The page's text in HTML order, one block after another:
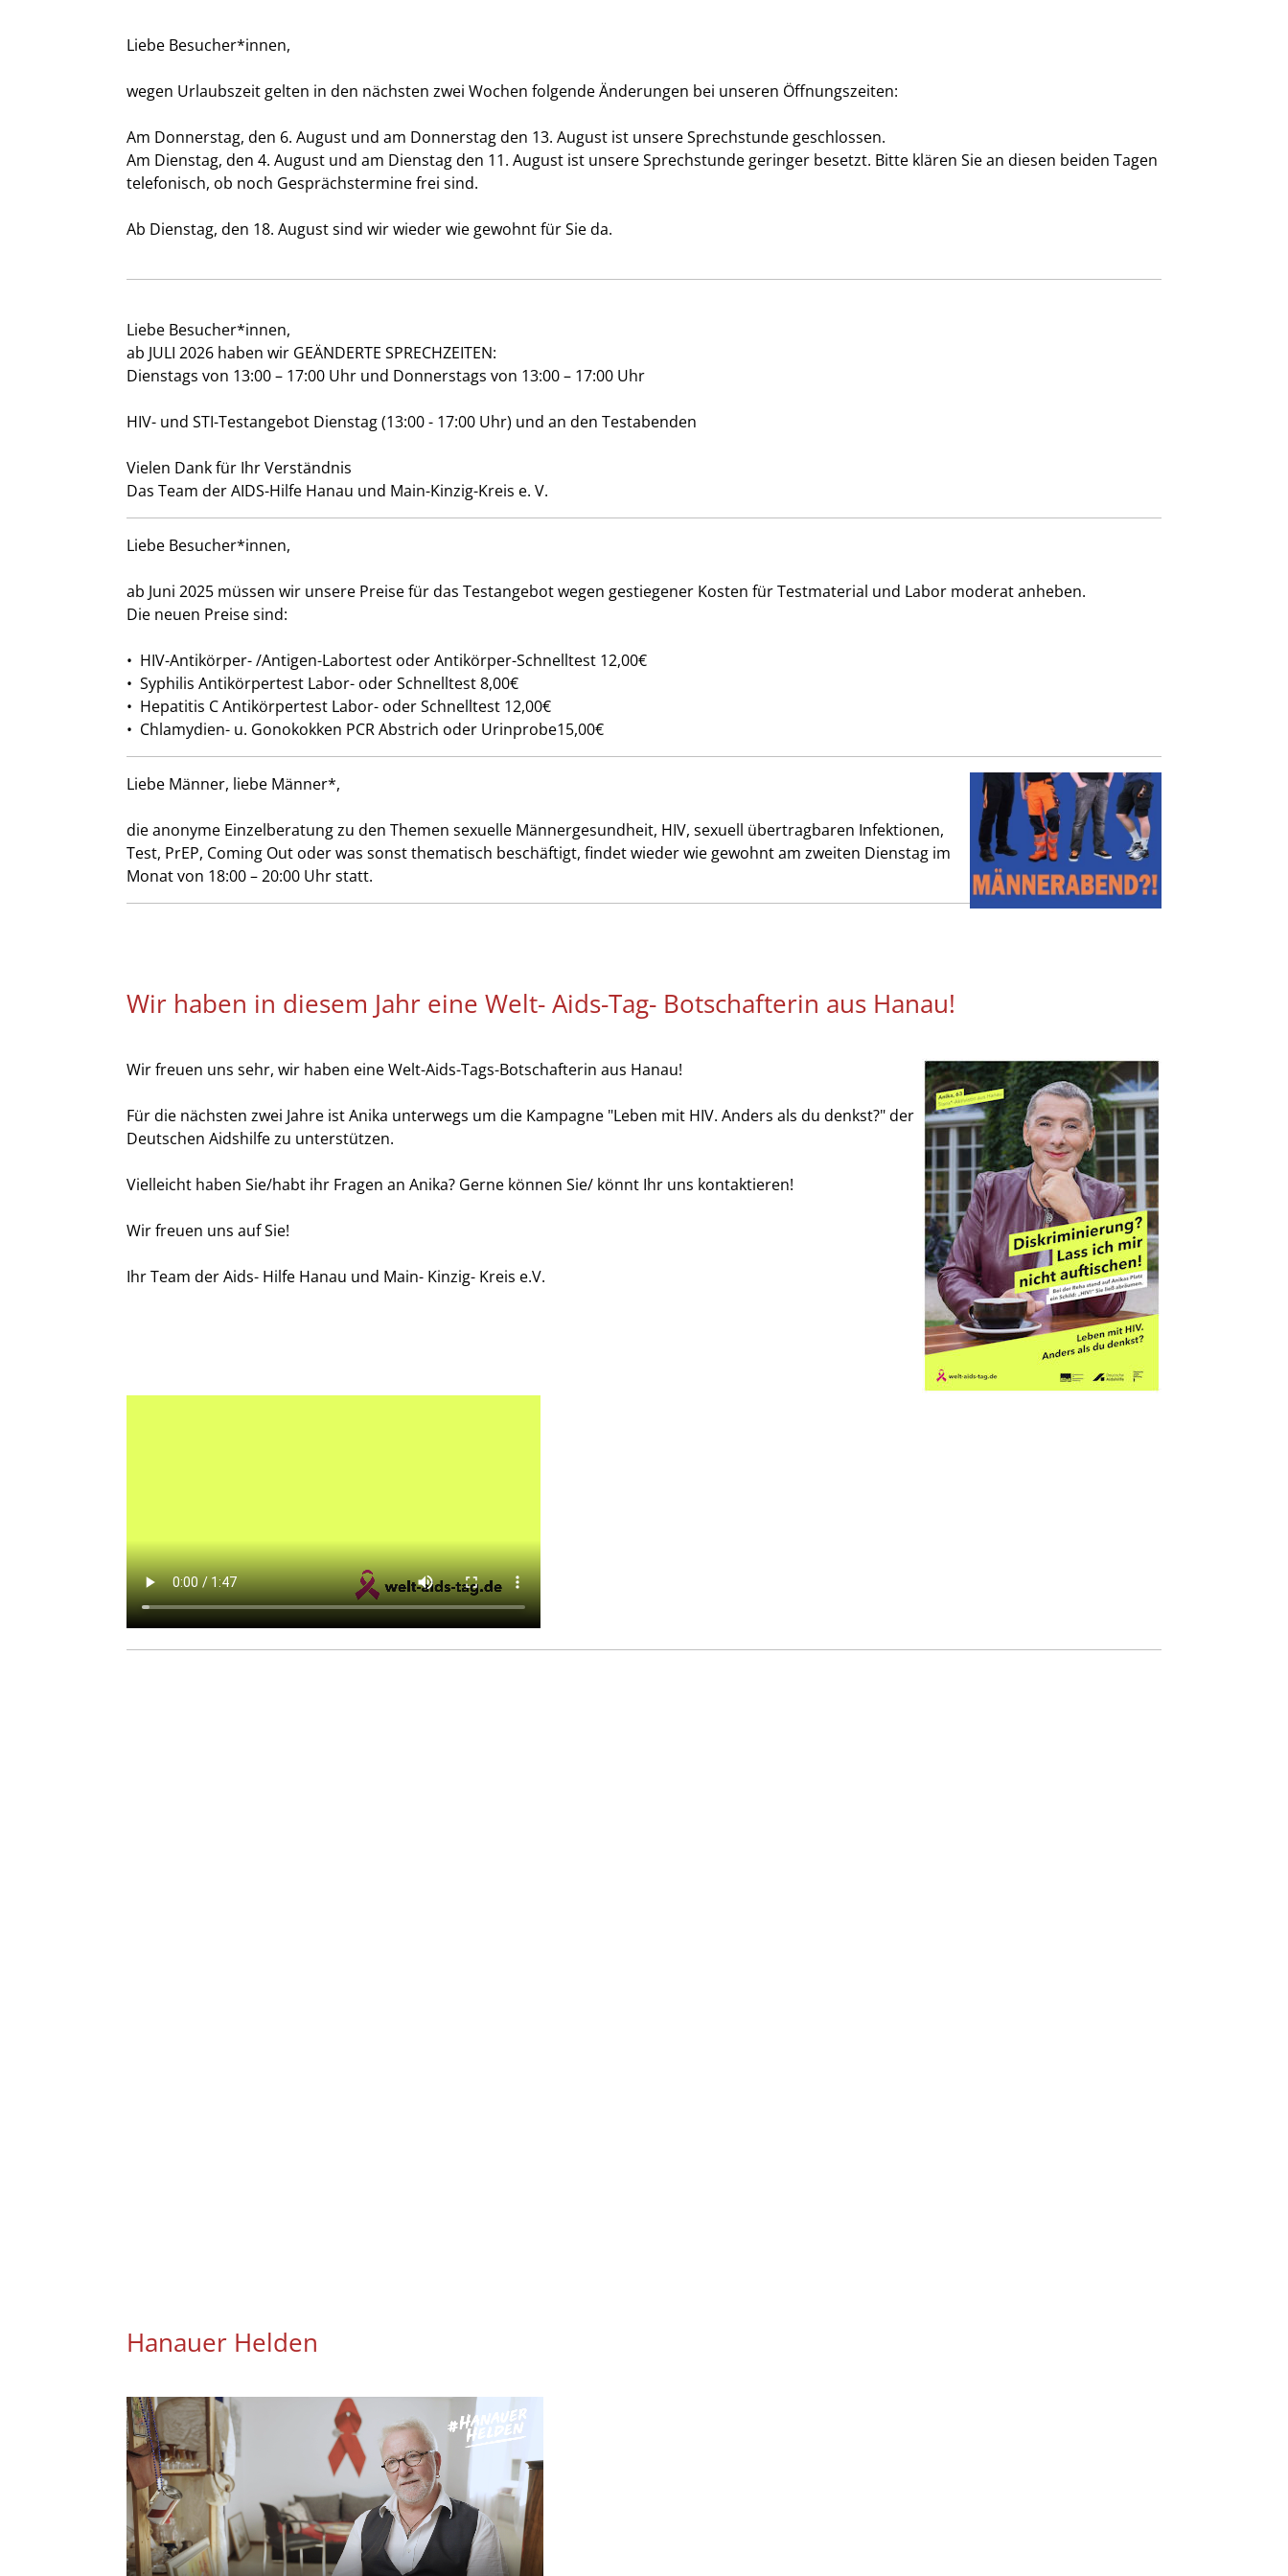
Liebe Besucher*innen,
wegen Urlaubszeit gelten in den nächsten zwei Wochen folgende Änderungen bei unseren Öffnungszeiten:
Am Donnerstag, den 6. August und am Donnerstag den 13. August ist unsere Sprechstunde geschlossen.
Am Dienstag, den 4. August und am Dienstag den 11. August ist unsere Sprechstunde geringer besetzt. Bitte klären Sie an diesen beiden Tagen
telefonisch, ob noch Gesprächstermine frei sind.
Ab Dienstag, den 18. August sind wir wieder wie gewohnt für Sie da.
Liebe Besucher*innen,
ab JULI 2026 haben wir GEÄNDERTE SPRECHZEITEN:
Dienstags von 13:00 – 17:00 Uhr und Donnerstags von 13:00 – 17:00 Uhr
HIV- und STI-Testangebot Dienstag (13:00 - 17:00 Uhr) und an den Testabenden
Vielen Dank für Ihr Verständnis
Das Team der AIDS-Hilfe Hanau und Main-Kinzig-Kreis e. V.
Liebe Besucher*innen,
ab Juni 2025 müssen wir unsere Preise für das Testangebot wegen gestiegener Kosten für Testmaterial und Labor moderat anheben.
Die neuen Preise sind:
• HIV-Antikörper- /Antigen-Labortest oder Antikörper-Schnelltest 12,00€
• Syphilis Antikörpertest Labor- oder Schnelltest 8,00€
• Hepatitis C Antikörpertest Labor- oder Schnelltest 12,00€
• Chlamydien- u. Gonokokken PCR Abstrich oder Urinprobe15,00€
Liebe Männer, liebe Männer*,
die anonyme Einzelberatung zu den Themen sexuelle Männergesundheit, HIV, sexuell übertragbaren Infektionen,
Test, PrEP, Coming Out oder was sonst thematisch beschäftigt, findet wieder wie gewohnt am zweiten Dienstag im
Monat von 18:00 – 20:00 Uhr statt.
Wir haben in diesem Jahr eine Welt- Aids-Tag- Botschafterin aus Hanau!
Wir freuen uns sehr, wir haben eine Welt-Aids-Tags-Botschafterin aus Hanau!
Für die nächsten zwei Jahre ist Anika unterwegs um die Kampagne "Leben mit HIV. Anders als du denkst?" der
Deutschen Aidshilfe zu unterstützen.
Vielleicht haben Sie/habt ihr Fragen an Anika? Gerne können Sie/ könnt Ihr uns kontaktieren!
Wir freuen uns auf Sie!
Ihr Team der Aids- Hilfe Hanau und Main- Kinzig- Kreis e.V.
Hanauer Helden